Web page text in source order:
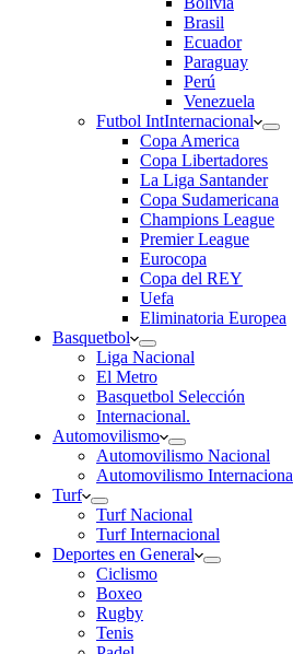
Brasil
Ecuador
Paraguay
Perú
Venezuela
Futbol IntInternacional
Copa America
Copa Libertadores
La Liga Santander
Copa Sudamericana
Champions League
Premier League
Eurocopa
Copa del REY
Uefa
Eliminatoria Europea
Basquetbol
Liga Nacional
El Metro
Basquetbol Selección
Internacional.
Automovilismo
Automovilismo Nacional
Automovilismo
Turf
Turf Nacional
Turf Internacional
Deportes en General
Ciclismo
Boxeo
Rugby
Tenis